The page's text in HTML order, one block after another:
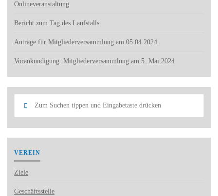
Onlineveranstaltung
Bericht zum Tag des Laufstalls
Anträge für Mitgliederversammlung am 05.04.2024
Vorankündigung: Mitgliederversammlung am 5. Mai 2024
Suchen
VEREIN
Ziele
Geschäftsstelle